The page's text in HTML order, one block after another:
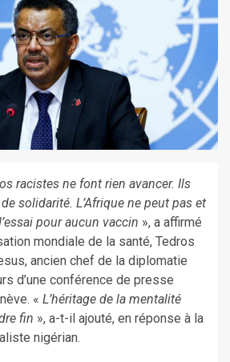
racistes ne font rien avancer. Ils
solidarité. L’Afrique ne peut pas et
pour aucun vaccin », a affirmé
mondiale de la santé, Tedros
ancien chef de la diplomatie
d’une conférence de presse
« L’héritage de la mentalité
fin », a-t-il ajouté, en réponse à la
nigérian.